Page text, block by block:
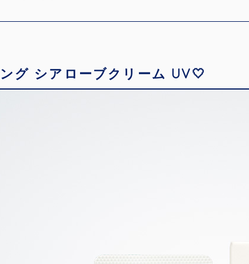
グ シアローブクリーム UV🤍